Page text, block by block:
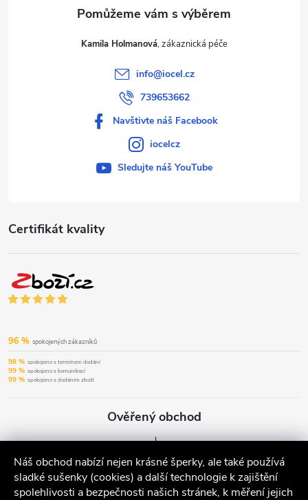
Náš obchod nabízí nejen krásné šperky, ale také používá
sladké sušenky (cookies) a další technologie k zajištění
spolehlivosti a bezpečnosti našich stránek, k měření jejich
Certifikát kvality
96 % spokojených zákazníků
98 % spokojeno s termínem dodání
99 % spokojeno s komunikací
99 % spokojeno s dodáním zboží
Ověřený obchod
Kamila Holmanová
info@iocel.cz
739653662
Navštivte náš Facebook
iocelcz
Sledujte náš YouTube